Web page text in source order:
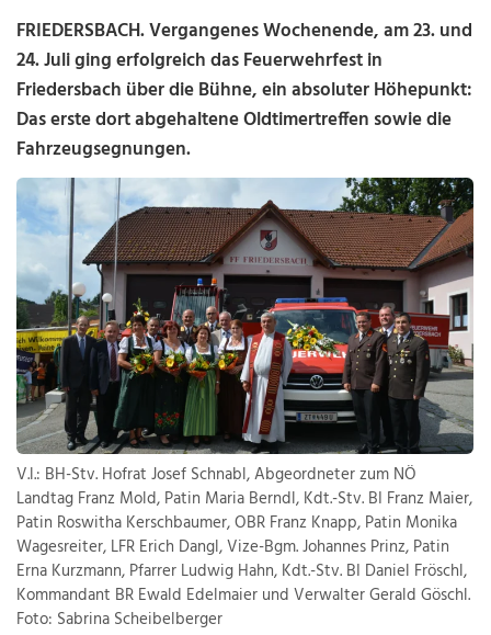
FRIEDERSBACH. Vergangenes Wochenende, am 23. und
24. Juli ging erfolgreich das Feuerwehrfest in
Friedersbach über die Bühne, ein absoluter Höhepunkt:
Das erste dort abgehaltene Oldtimertreffen sowie die
Fahrzeugsegnungen.
V.l.: BH-Stv. Hofrat Josef Schnabl, Abgeordneter zum NÖ
Landtag Franz Mold, Patin Maria Berndl, Kdt.-Stv. BI Franz Maier,
Patin Roswitha Kerschbaumer, OBR Franz Knapp, Patin Monika
Wagesreiter, LFR Erich Dangl, Vize-Bgm. Johannes Prinz, Patin
Erna Kurzmann, Pfarrer Ludwig Hahn, Kdt.-Stv. BI Daniel Fröschl,
Kommandant BR Ewald Edelmaier und Verwalter Gerald Göschl.
Foto: Sabrina Scheibelberger